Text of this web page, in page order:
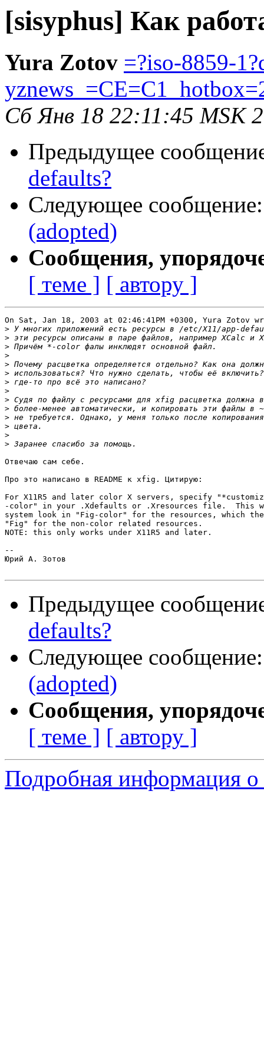
[sisyphus] Как
Yura Zotov =?iso-8859-
Сб Янв 18 22:11:45 MSK
Предыдущее
defaults?
Следующее
(adopted)
Сообщения,
[ теме ] [ автору ]
On Sat, Jan 18, 2003 at 02:46:41PM +0300, Yura Zotov
>
>
>
>
>
>
>
>
>
>
>
>
>
>
Отвечаю сам себе.
Про это написано в README к xfig. Цитирую:
For X11R5 and later color X servers, specify
-color" in your .Xdefaults or .Xresources file.  This
system look in "Fig-color" for the resources, which
"Fig" for the non-color related resources.
NOTE: this only works under X11R5 and later.
--
Юрий А. Зотов
Предыдущее
defaults?
Следующее
(adopted)
Сообщения,
[ теме ] [ автору ]
Подробная информация о